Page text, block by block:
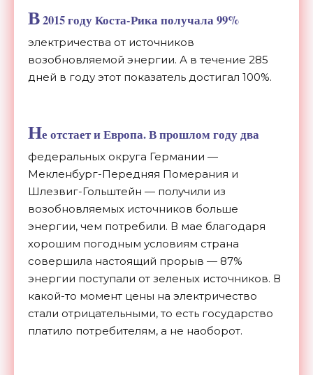
В2015 годуКоста-Рика получала 99%
электричества от источников
возобновляемой энергии. А в течение 285
дней в году этот показатель достигал 100%.
Не отстает и Европа. В прошлом году два
федеральных округа Германии —
Мекленбург-Передняя Померания и
Шлезвиг-Гольштейн — получили из
возобновляемых источников больше
энергии, чем потребили. В мае благодаря
хорошим погодным условиям страна
совершила настоящий прорыв — 87%
энергии поступали от зеленых источников. В
какой-то момент цены на электричество
стали отрицательными, то есть государство
платило потребителям, а не наоборот.